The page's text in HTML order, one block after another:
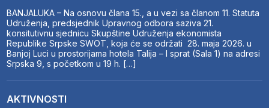
BANJALUKA – Na osnovu člana 15., a u vezi sa članom 11. Statuta
Udruženja, predsjednik Upravnog odbora saziva 21.
konsitutivnu sjednicu Skupštine Udruženja ekonomista
Republike Srpske SWOT, koja će se održati 28. maja 2026. u
Banjoj Luci u prostorijama hotela Talija – I sprat (Sala 1) na adresi
Srpska 9, s početkom u 19 h. […]
AKTIVNOSTI